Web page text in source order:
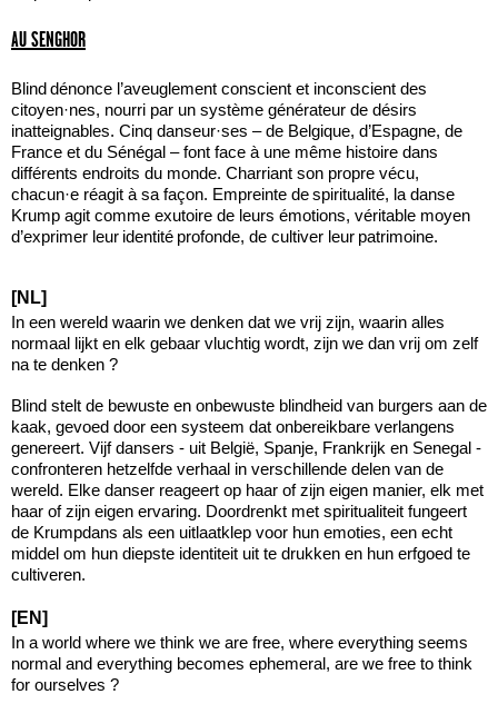
AU SENGHOR
Blind dénonce l’aveuglement conscient et inconscient des
citoyen·nes, nourri par un système générateur de désirs
inatteignables. Cinq danseur·ses – de Belgique, d’Espagne, de
France et du Sénégal – font face à une même histoire dans
différents endroits du monde. Charriant son propre vécu,
chacun·e réagit à sa façon. Empreinte de spiritualité, la danse
Krump agit comme exutoire de leurs émotions, véritable moyen
d’exprimer leur identité profonde, de cultiver leur patrimoine.
[NL]
In een wereld waarin we denken dat we vrij zijn, waarin alles
normaal lijkt en elk gebaar vluchtig wordt, zijn we dan vrij om zelf
na te denken ?
Blind stelt de bewuste en onbewuste blindheid van burgers aan de
kaak, gevoed door een systeem dat onbereikbare verlangens
genereert. Vijf dansers - uit België, Spanje, Frankrijk en Senegal -
confronteren hetzelfde verhaal in verschillende delen van de
wereld. Elke danser reageert op haar of zijn eigen manier, elk met
haar of zijn eigen ervaring. Doordrenkt met spiritualiteit fungeert
de Krumpdans als een uitlaatklep voor hun emoties, een echt
middel om hun diepste identiteit uit te drukken en hun erfgoed te
cultiveren.
[EN]
In a world where we think we are free, where everything seems
normal and everything becomes ephemeral, are we free to think
for ourselves ?